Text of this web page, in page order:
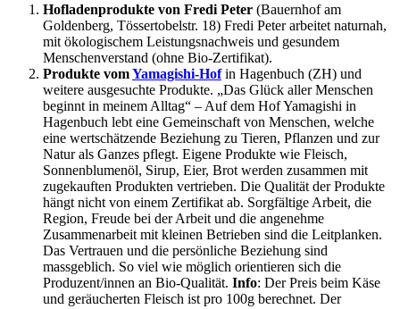
Hofladenprodukte von Fredi Peter (Bauernhof am
Goldenberg, Tössertobelstr. 18) Fredi Peter arbeitet naturnah,
mit ökologischem Leistungsnachweis und gesundem
Menschenverstand (ohne Bio-Zertifikat).
Produkte vomYamagishi-Hofin Hagenbuch (ZH) und
weitere ausgesuchte Produkte. „Das Glück aller Menschen
beginnt in meinem Alltag“ – Auf dem Hof Yamagishi in
Hagenbuch lebt eine Gemeinschaft von Menschen, welche
eine wertschätzende Beziehung zu Tieren, Pflanzen und zur
Natur als Ganzes pflegt. Eigene Produkte wie Fleisch,
Sonnenblumenöl, Sirup, Eier, Brot werden zusammen mit
zugekauften Produkten vertrieben. Die Qualität der Produkte
hängt nicht von einem Zertifikat ab. Sorgfältige Arbeit, die
Region, Freude bei der Arbeit und die angenehme
Zusammenarbeit mit kleinen Betrieben sind die Leitplanken.
Das Vertrauen und die persönliche Beziehung sind
massgeblich. So viel wie möglich orientieren sich die
Produzent/innen an Bio-Qualität. Info: Der Preis beim Käse
und geräucherten Fleisch ist pro 100g berechnet. Der